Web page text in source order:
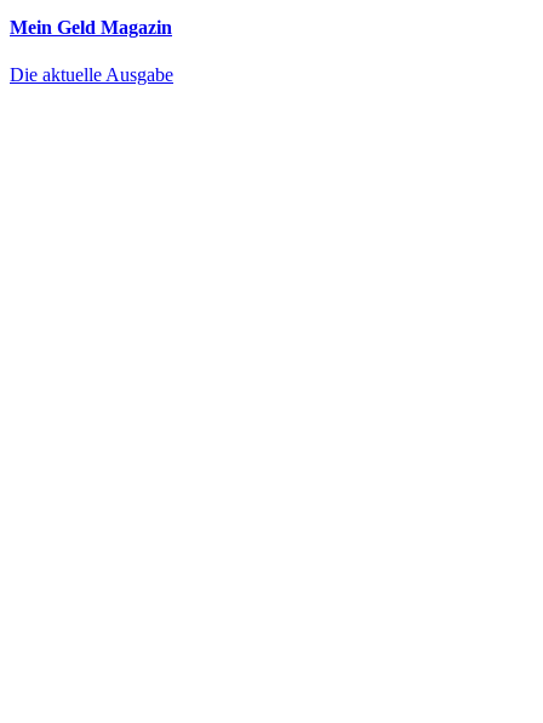
Mein Geld Magazin
Die aktuelle Ausgabe